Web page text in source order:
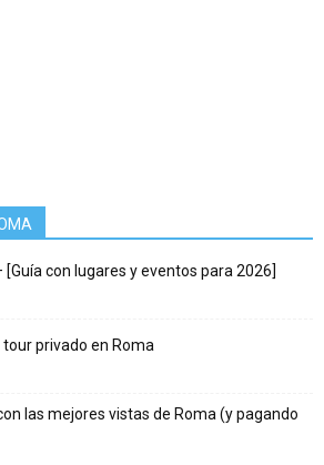
[Guía con lugares y eventos para 2026]
privado en Roma
las mejores vistas de Roma (y pagando